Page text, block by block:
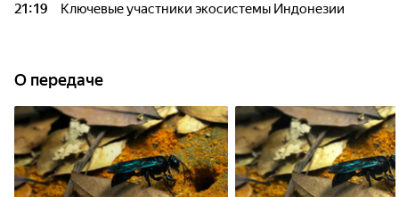
21:19 Ключевые участники экосистемы Индонезии
О передаче